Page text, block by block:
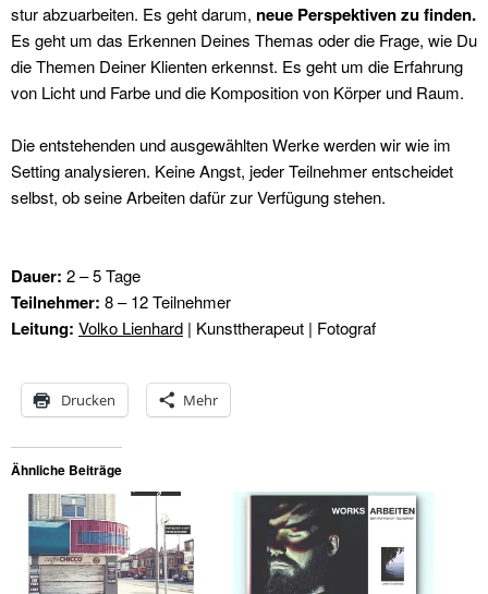
stur abzuarbeiten. Es geht darum, neue Perspektiven zu finden.
Es geht um das Erkennen Deines Themas oder die Frage, wie Du
die Themen Deiner Klienten erkennst. Es geht um die Erfahrung
von Licht und Farbe und die Komposition von Körper und Raum.
Die entstehenden und ausgewählten Werke werden wir wie im
Setting analysieren. Keine Angst, jeder Teilnehmer entscheidet
selbst, ob seine Arbeiten dafür zur Verfügung stehen.
Dauer: 2 – 5 Tage
Teilnehmer: 8 – 12 Teilnehmer
Leitung: Volko Lienhard | Kunsttherapeut | Fotograf
Drucken Mehr
Ähnliche Beiträge